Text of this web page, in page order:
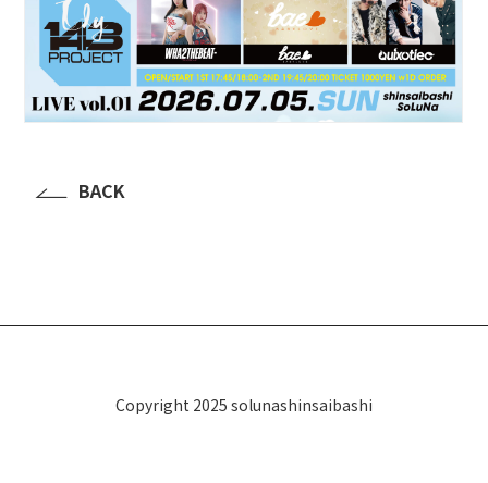
BACK
Copyright 2025 solunashinsaibashi